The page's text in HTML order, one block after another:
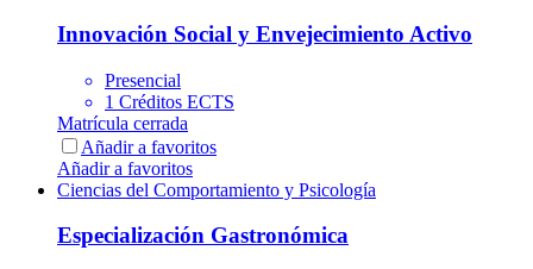
Innovación Social y Envejecimiento Activo
Presencial
1 Créditos ECTS
Matrícula cerrada
Añadir a favoritos
Añadir a favoritos
Ciencias del Comportamiento y Psicología
Especialización Gastronómica